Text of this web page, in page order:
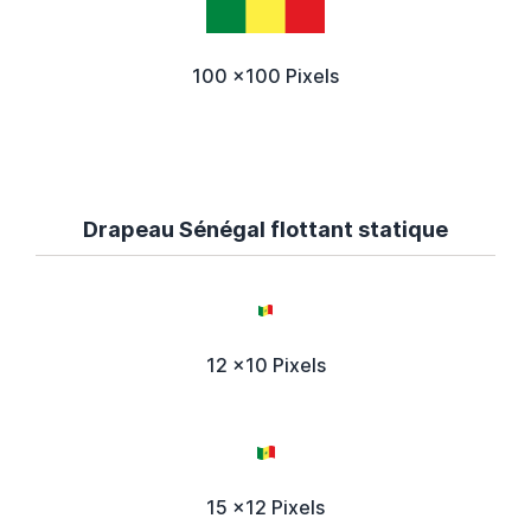
100 x100 Pixels
Drapeau Sénégal flottant statique
12 x10 Pixels
15 x12 Pixels